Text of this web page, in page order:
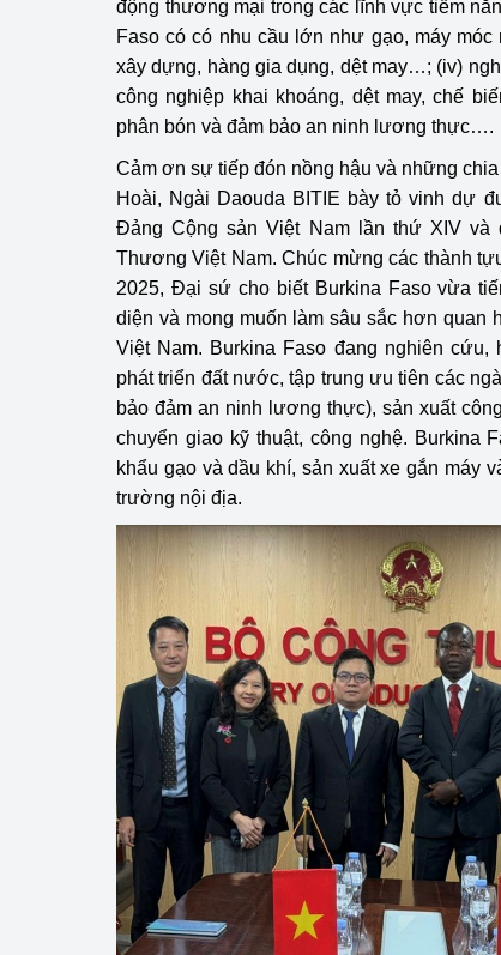
động thương mại trong các lĩnh vực tiềm
Faso có có nhu cầu lớn như gạo, máy
xây dựng, hàng gia dụng, dệt may…; (iv)
công nghiệp khai khoáng, dệt may, chế
phân bón và đảm bảo an ninh lương thực….
Cảm ơn sự tiếp đón nồng hậu và những
Hoài, Ngài Daouda BITIE bày tỏ vinh dự
Đảng Cộng sản Việt Nam lần thứ XIV
Thương Việt Nam. Chúc mừng các thành
2025, Đại sứ cho biết Burkina Faso vừa
diện và mong muốn làm sâu sắc hơn quan
Việt Nam. Burkina Faso đang nghiên
phát triển đất nước, tập trung ưu tiên các
bảo đảm an ninh lương thực), sản xuất
chuyển giao kỹ thuật, công nghệ. Burkina
khẩu gạo và dầu khí, sản xuất xe gắn máy
trường nội địa.